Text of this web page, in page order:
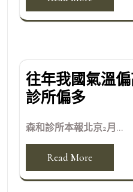
往年我國氣溫
診所偏多
森和診所本報北京2月...
Read More